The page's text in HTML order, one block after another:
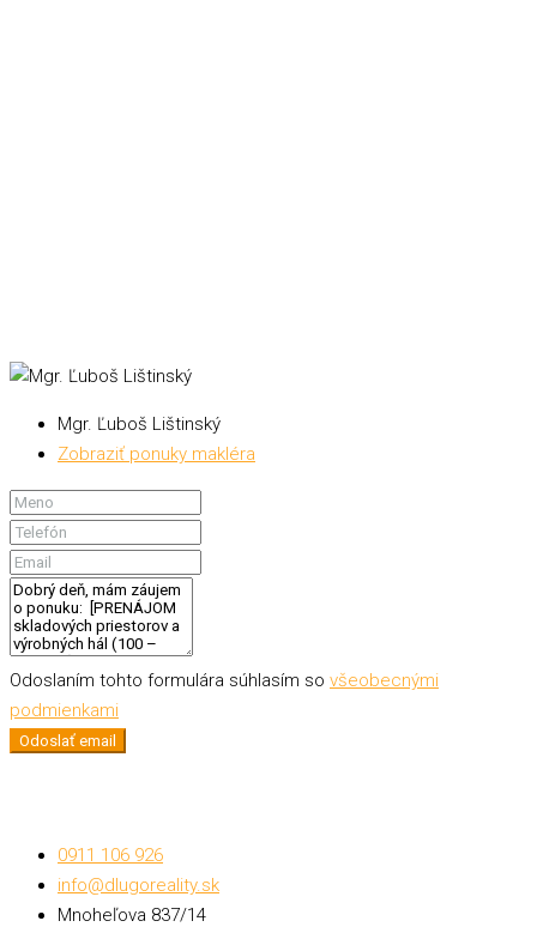
Mgr. Ľuboš Lištinský
Zobraziť ponuky makléra
Odoslaním tohto formulára súhlasím so všeobecnými
podmienkami
Odoslať email
0911 106 926
info@dlugoreality.sk
Mnoheľova 837/14